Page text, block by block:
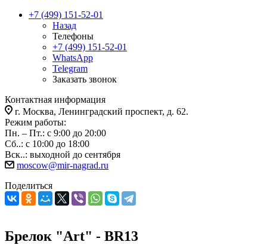
+7 (499) 151-52-01
Назад
Телефоны
+7 (499) 151-52-01
WhatsApp
Telegram
Заказать звонок
Контактная информация
г. Москва, Ленинградский проспект, д. 62.
Режим работы:
Пн. – Пт.: с 9:00 до 20:00
Сб..: с 10:00 до 18:00
Вск..: выходной до сентября
moscow@mir-nagrad.ru
Поделиться
Брелок "Art" - BR13